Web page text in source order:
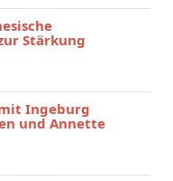
Stärkung
Ingeburg
und Annette